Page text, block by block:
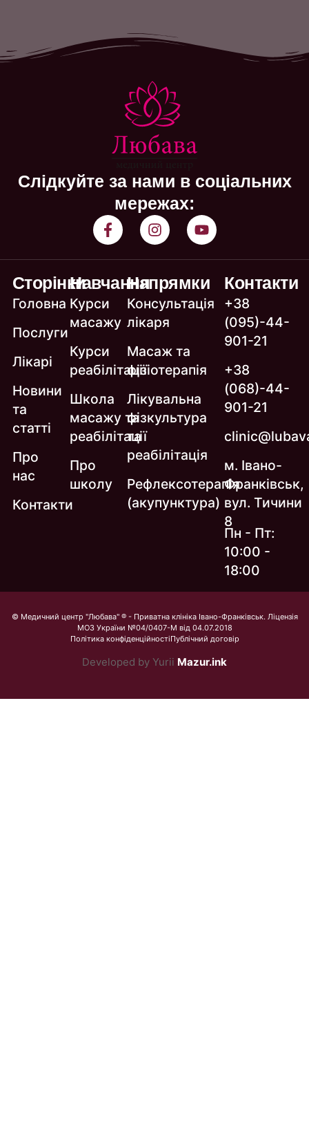
Слідкуйте за нами в соціальних
мережах:
Сторінки
Головна
Послуги
Лікарі
Новини
та
статті
Про
нас
Контакти
Навчання
Курси
масажу
Курси
реабілітації
Школа
масажу та
реабілітації
Про
школу
Напрямки
Консультація
лікаря
Масаж та
фізіотерапія
Лікувальна
фізкультура
та
реабілітація
Рефлексотерапія
(акупунктура)
Контакти
+38
(095)-44-
901-21
+38
(068)-44-
901-21
м. Івано-
Франківськ,
вул. Тичини
8
Пн - Пт:
10:00 -
18:00
© Медичний центр "Любава" ® - Приватна клініка Івано-Франківськ. Ліцензія
МОЗ України №04/0407-М від 04.07.2018
Політика конфіденційностіПублічний договір
Developed by Yurii Mazur.ink